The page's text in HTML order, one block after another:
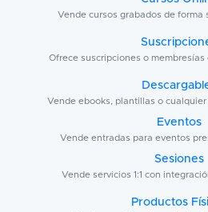
Vende cursos grabados de forma
Ofrece suscripciones o membresías
Vende ebooks, plantillas o
Eventos
Vende entradas para eventos
Sesiones
Vende servicios 1:1 con
Productos